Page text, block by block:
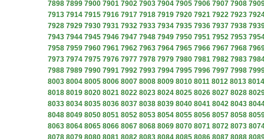
7898 7899 7900 7901 7902 7903 7904 7905 7906 7907 7908
7913 7914 7915 7916 7917 7918 7919 7920 7921 7922 7923
7928 7929 7930 7931 7932 7933 7934 7935 7936 7937 7938
7943 7944 7945 7946 7947 7948 7949 7950 7951 7952 7953
7958 7959 7960 7961 7962 7963 7964 7965 7966 7967 7968
7973 7974 7975 7976 7977 7978 7979 7980 7981 7982 7983
7988 7989 7990 7991 7992 7993 7994 7995 7996 7997 7998
8003 8004 8005 8006 8007 8008 8009 8010 8011 8012 8013 8014
8018 8019 8020 8021 8022 8023 8024 8025 8026 8027 8028
8033 8034 8035 8036 8037 8038 8039 8040 8041 8042 8043
8048 8049 8050 8051 8052 8053 8054 8055 8056 8057 8058
8063 8064 8065 8066 8067 8068 8069 8070 8071 8072 8073
8078 8079 8080 8081 8082 8083 8084 8085 8086 8087 8088